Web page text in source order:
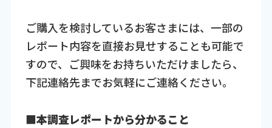
ご購入を検討しているお客さまには、一部の
レポート内容を直接お見せすることも可能で
すので、ご興味をお持ちいただけましたら、
下記連絡先までお気軽にご連絡ください。
■本調査レポートから分かること